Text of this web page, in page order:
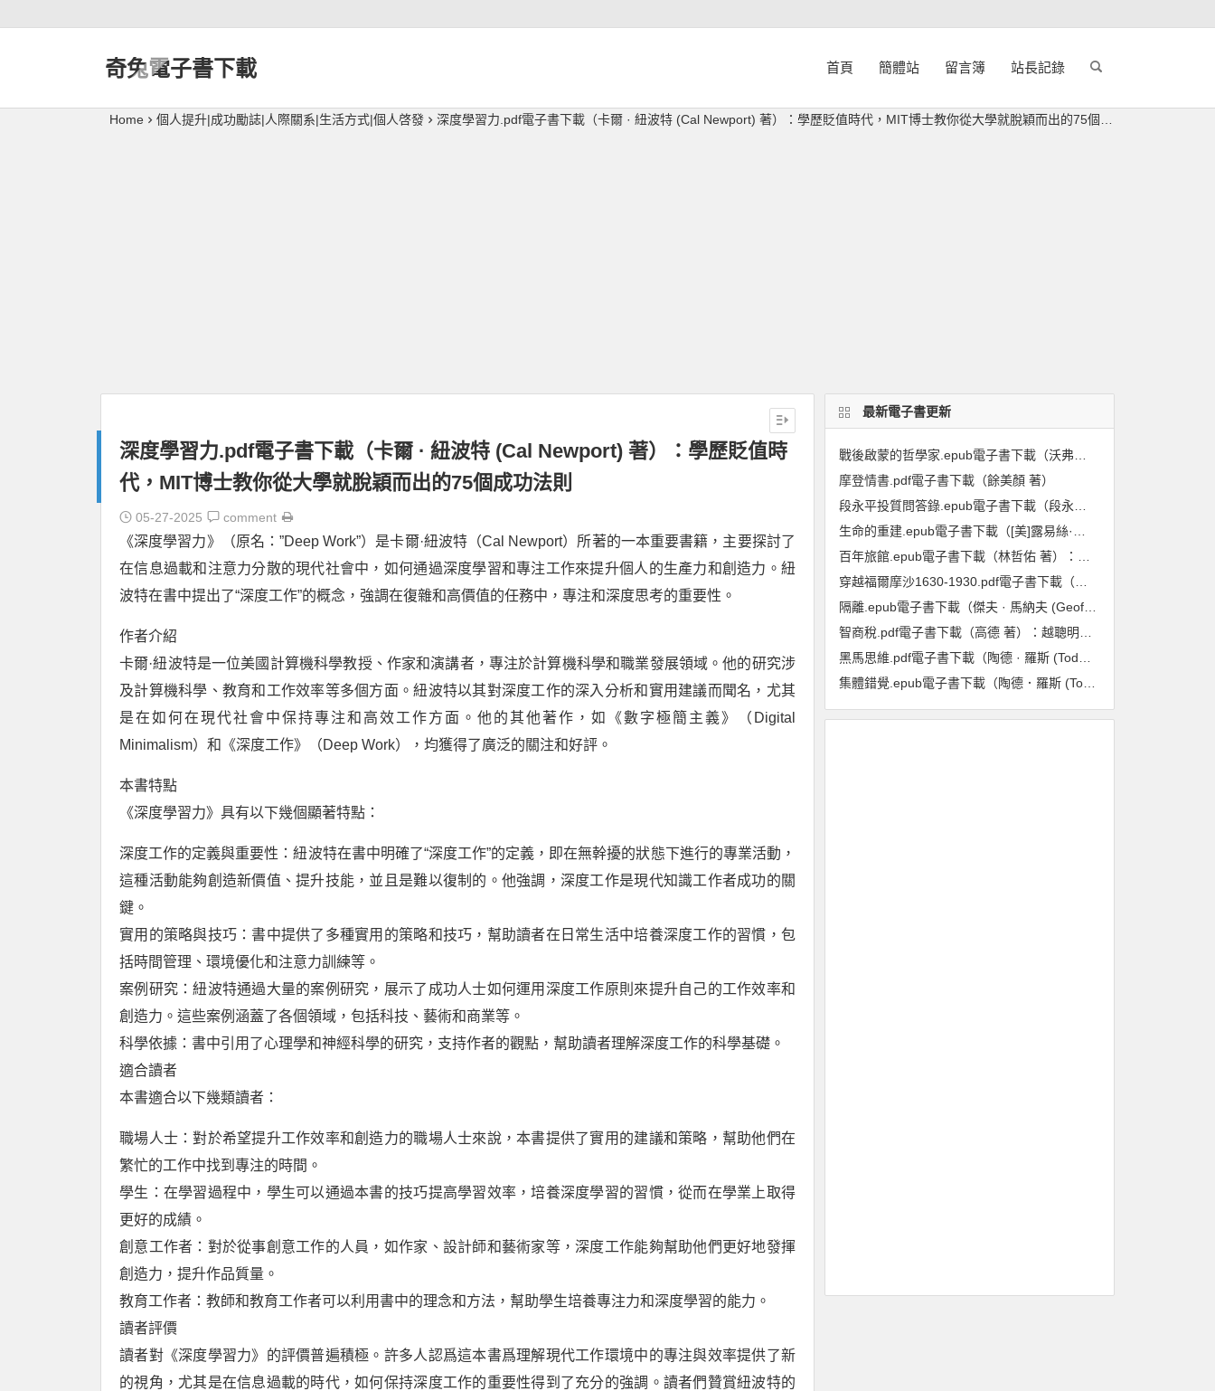
奇兔電子書下載 首頁 簡體站 留言簿 站長記錄
Home 個人提升|成功勵誌|人際關系|生活方式|個人啓發 深度學習力.pdf電子書下載（卡爾 · 紐波特 (Cal Newport) 著）：學歷貶值時代，MIT博士教你從大學就脫穎而出的75個成功法則
深度學習力.pdf電子書下載（卡爾 · 紐波特 (Cal Newport) 著）：學歷貶值時
代，MIT博士教你從大學就脫穎而出的75個成功法則
05-27-2025 comment
《深度學習力》（原名：”Deep Work”）是卡爾·紐波特（Cal Newport）所著的一本重要書籍，主要探討了
在信息過載和注意力分散的現代社會中，如何通過深度學習和專注工作來提升個人的生產力和創造力。紐
波特在書中提出了“深度工作”的概念，強調在復雜和高價值的任務中，專注和深度思考的重要性。
作者介紹
卡爾·紐波特是一位美國計算機科學教授、作家和演講者，專注於計算機科學和職業發展領域。他的研究涉
及計算機科學、教育和工作效率等多個方面。紐波特以其對深度工作的深入分析和實用建議而聞名，尤其
是在如何在現代社會中保持專注和高效工作方面。他的其他著作，如《數字極簡主義》（Digital
Minimalism）和《深度工作》（Deep Work），均獲得了廣泛的關注和好評。
本書特點
《深度學習力》具有以下幾個顯著特點：
深度工作的定義與重要性：紐波特在書中明確了“深度工作”的定義，即在無幹擾的狀態下進行的專業活動，
這種活動能夠創造新價值、提升技能，並且是難以復制的。他強調，深度工作是現代知識工作者成功的關
鍵。
實用的策略與技巧：書中提供了多種實用的策略和技巧，幫助讀者在日常生活中培養深度工作的習慣，包
括時間管理、環境優化和注意力訓練等。
案例研究：紐波特通過大量的案例研究，展示了成功人士如何運用深度工作原則來提升自己的工作效率和
創造力。這些案例涵蓋了各個領域，包括科技、藝術和商業等。
科學依據：書中引用了心理學和神經科學的研究，支持作者的觀點，幫助讀者理解深度工作的科學基礎。
適合讀者
本書適合以下幾類讀者：
職場人士：對於希望提升工作效率和創造力的職場人士來說，本書提供了實用的建議和策略，幫助他們在
繁忙的工作中找到專注的時間。
學生：在學習過程中，學生可以通過本書的技巧提高學習效率，培養深度學習的習慣，從而在學業上取得
更好的成績。
創意工作者：對於從事創意工作的人員，如作家、設計師和藝術家等，深度工作能夠幫助他們更好地發揮
創造力，提升作品質量。
教育工作者：教師和教育工作者可以利用書中的理念和方法，幫助學生培養專注力和深度學習的能力。
讀者評價
讀者對《深度學習力》的評價普遍積極。許多人認爲這本書爲理解現代工作環境中的專注與效率提供了新
的視角，尤其是在信息過載的時代，如何保持深度工作的重要性得到了充分的強調。讀者們贊賞紐波特的
最新電子書更新
摩登情書.pdf電子書下載（餘美顏 著）